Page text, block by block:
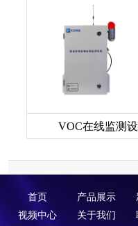
VOC在线监测
首页 产品展示
视频中心
关于我们